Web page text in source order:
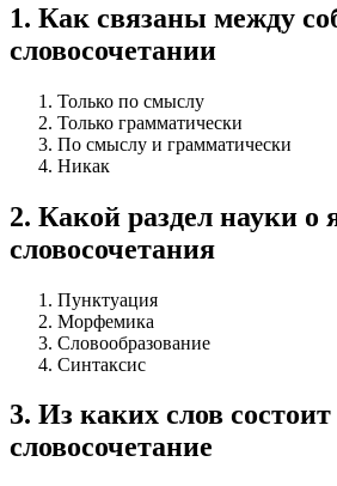
1. Как связаны между
словосочетании
Только по смыслу
Только грамматически
По смыслу и грамматически
Никак
2. Какой раздел науки о
словосочетания
Пунктуация
Морфемика
Словообразование
Синтаксис
3. Из каких слов состоит
словосочетание